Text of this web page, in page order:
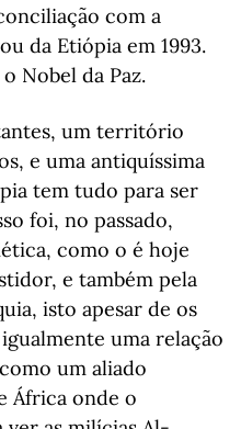
com a
da Etiópia em 1993.
Nobel da Paz.
um território
e uma antiquíssima
tem tudo para ser
foi, no passado,
como o é hoje
e também pela
isto apesar de os
uma relação
um aliado
África onde o